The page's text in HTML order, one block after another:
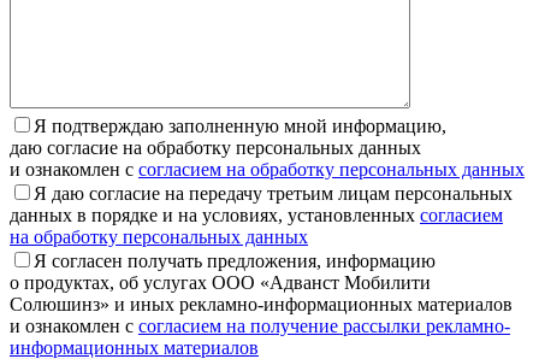
Я подтверждаю заполненную мной информацию,
даю согласие на обработку персональных данных
и ознакомлен с согласием на обработку персональных данных
Я даю согласие на передачу третьим лицам персональных
данных в порядке и на условиях, установленных согласием
на обработку персональных данных
Я согласен получать предложения, информацию
о продуктах, об услугах ООО «Адванст Мобилити
Солюшинз» и иных рекламно-информационных материалов
и ознакомлен с согласием на получение рассылки рекламно-
информационных материалов